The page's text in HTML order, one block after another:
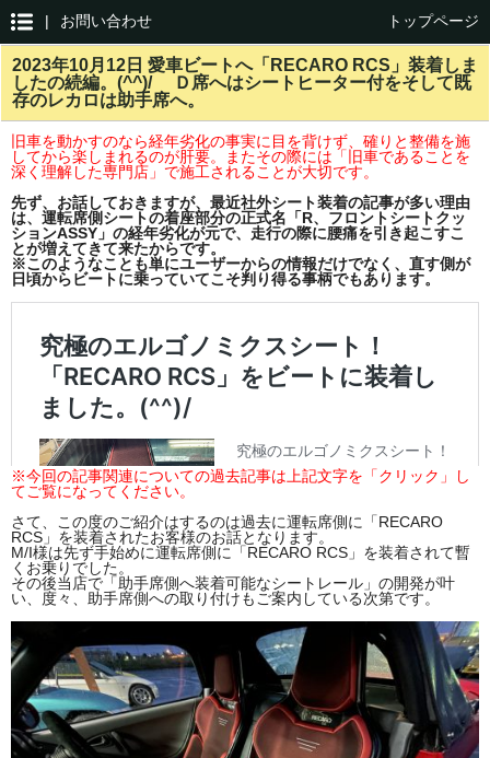
| お問い合わせ トップページ
2023年10月12日 愛車ビートへ「RECARO RCS」装着しま
したの続編。(^^)/ Ｄ席へはシートヒーター付をそして既
存のレカロは助手席へ。
旧車を動かすのなら経年劣化の事実に目を背けず、確りと整備を施
してから楽しまれるのが肝要。
またその際には「旧車であることを
深く理解した専門店」で施工されることが大切です。
先ず、お話しておきますが、最近社外シート装着の記事が多い理由
は、運転席側シートの着座部分の正式名「R、フロントシートクッ
ションASSY」の経年劣化が元で、走行の際に腰痛を引き起こすこ
とが増えてきて来たからです。
※このようなことも単にユーザーからの情報だけでなく、直す側が
日頃からビートに乗っていてこそ判り得る事柄でもあります。
※今回の記事関連についての過去記事は上記文字を「クリック」し
てご覧になってください。
さて、この度のご紹介はするのは過去に運転席側に「RECARO
RCS」を装着されたお客様のお話となります。
M/I様は先ず手始めに運転席側に「RECARO RCS」を装着されて暫
くお乗りでした。
その後当店で「助手席側へ装着可能なシートレール」の開発が叶
い、度々、助手席側への取り付けもご案内している次第です。